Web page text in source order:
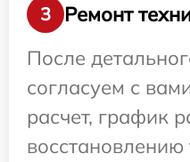
3
Ремонт
После
согласуем с
расчет, график
восстановлению